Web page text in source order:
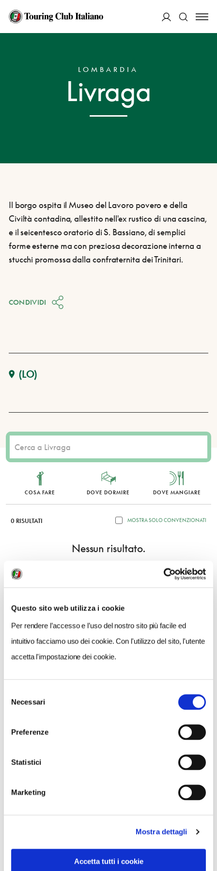
Questo sito web utilizza i cookie
Per rendere l’accesso e l’uso del nostro sito più facile ed
intuitivo facciamo uso dei cookie. Con l'utilizzo del sito, l'utente
accetta l'impostazione dei cookie.
delNecessari
Preferenze
Statistici
Marketing
Mostra dettagli
Accetta tutti i cookie
HOME
LOMBARDIA
Livraga
Il borgo ospita il Museo del Lavoro povero e della
Civiltà contadina, allestito nell'ex rustico di una cascina,
e il seicentesco oratorio di S. Bassiano, di semplici
forme esterne ma con preziosa decorazione interna a
stucchi promossa dalla confraternita dei Trinitari.
CONDIVIDI
(LO)
COSA FARE DOVE DORMIRE DOVE MANGIARE
0 RISULTATI MOSTRA SOLO CONVENZIONATI
Nessun risultato.